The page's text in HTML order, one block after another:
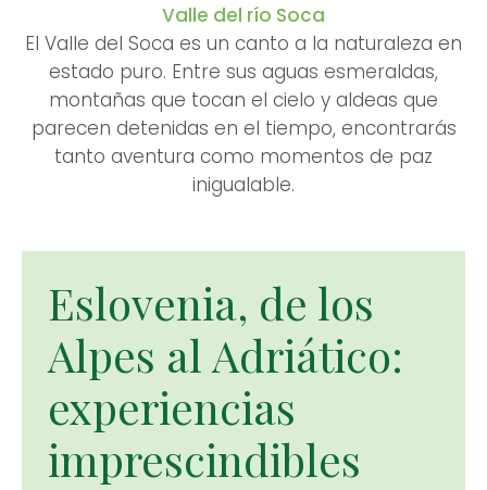
Valle del río Soca
El Valle del Soca es un canto a la naturaleza en
estado puro. Entre sus aguas esmeraldas,
montañas que tocan el cielo y aldeas que
parecen detenidas en el tiempo, encontrarás
tanto aventura como momentos de paz
inigualable.
Eslovenia, de los
Alpes al Adriático:
experiencias
imprescindibles